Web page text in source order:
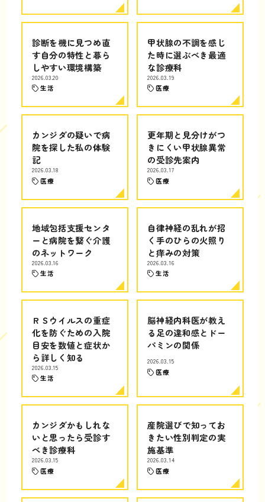
診断を機に見つめ直
す自分の特性と暮ら
しやすい環境構築
2026.03.20
生活
甲状腺の不調を感じ
た時に選ぶべき最適
な診療科
2026.03.19
医療
カンジダの疑いで病
院を探した私の体験
記
2026.03.18
医療
更年期と見分けがつ
きにくい甲状腺異常
の受診先案内
2026.03.17
医療
地域包括支援センタ
ーと病院を繋ぐ介護
のネットワーク
2026.03.16
生活
自律神経の乱れが招
く手のひらの火照り
と痒みの対策
2026.03.16
生活
ＲＳウイルスの重症
化を防ぐための入院
目安を数値と症状か
ら詳しく知る
2026.03.15
生活
脳神経内科医が教え
る足の違和感とドー
パミンの関係
2026.03.15
医療
カンジダかもしれな
いと思ったら受診す
べき診療科
2026.03.15
医療
産院選びで知ってお
きたい性別判定の実
施基準
2026.03.14
医療